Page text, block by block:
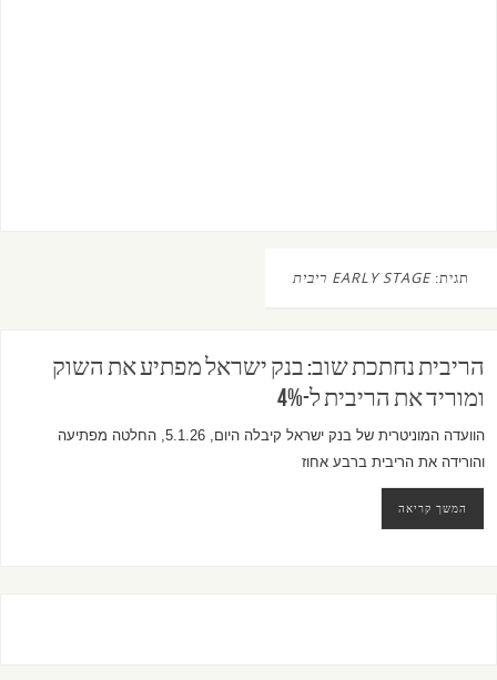
תגית:EARLY STAGE ריבית
הריבית נחתכת שוב: בנק ישראל מפתיע את השוק
ומוריד את הריבית ל-4%
הוועדה המוניטרית של בנק ישראל קיבלה היום, 5.1.26, החלטה מפתיעה
והורידה את הריבית ברבע אחוז
המשך קריאה